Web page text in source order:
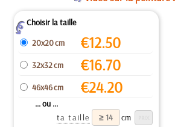
ZChoisir la taille
20x20 cm
€12.50
32x32 cm €16.70
46x46 cm €24.20
... ou ...
ta taille
cm